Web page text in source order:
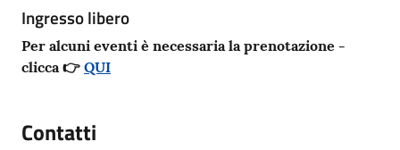
Ingresso libero
Per alcuni eventi è necessaria la prenotazione -
clicca 👉 QUI
Contatti